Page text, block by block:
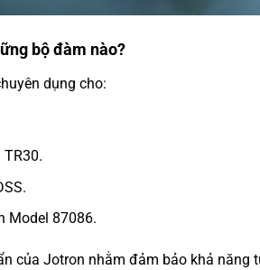
bộ đàm nào?
dụng cho:
Model 87086.
của Jotron nhằm đảm bảo khả